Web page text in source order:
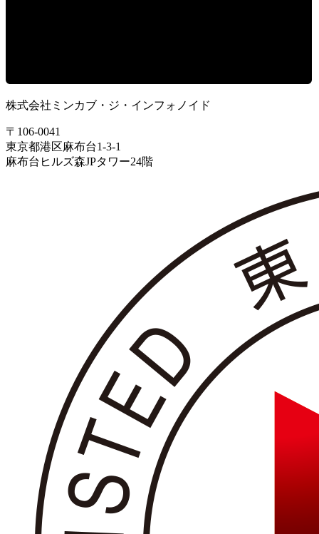
株式会社ミンカブ・ジ・インフォノイド
〒106-0041
東京都港区麻布台1-3-1
麻布台ヒルズ森JPタワー24階